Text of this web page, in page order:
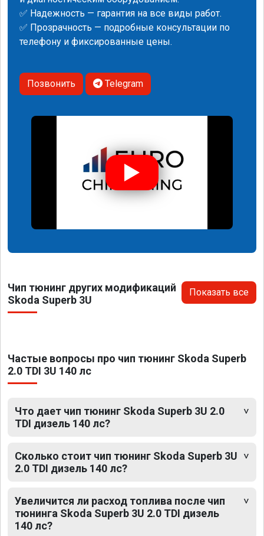
✅ Надежность — гарантия на все виды работ.
✅ Прозрачность — подробные консультации по
телефону и фиксированные цены.
Позвонить Telegram
Чип тюнинг других модификаций
Skoda Superb 3U
Показать все
Частые вопросы про чип тюнинг Skoda Superb
2.0 TDI 3U 140 лс
Что дает чип тюнинг Skoda Superb 3U 2.0
TDI дизель 140 лс?
Сколько стоит чип тюнинг Skoda Superb 3U
2.0 TDI дизель 140 лс?
Увеличится ли расход топлива после чип
тюнинга Skoda Superb 3U 2.0 TDI дизель
140 лс?